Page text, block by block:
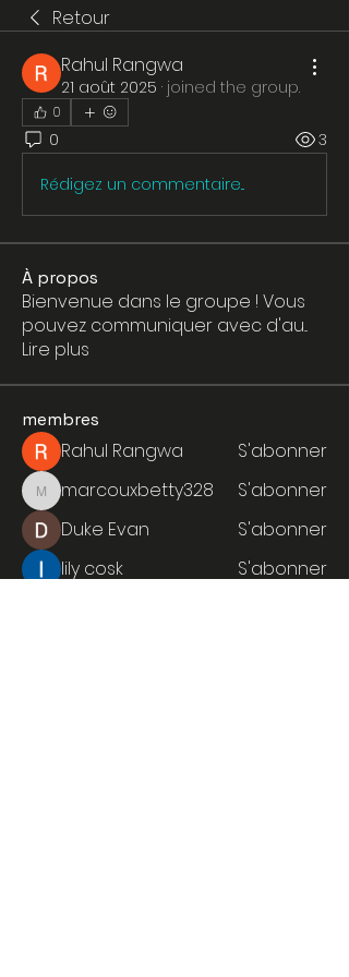
Retour
Rahul Rangwa
21 août 2025 · joined the group.
0
0 3
Rédigez un commentaire...
À propos
Bienvenue dans le groupe ! Vous
pouvez communiquer avec d'au...
Lire plus
membres
Rahul Rangwa S'abonner
marcouxbetty328
marcouxbetty328
S'abonner
Duke Evan
S'abonner
lily cosk
S'abonner